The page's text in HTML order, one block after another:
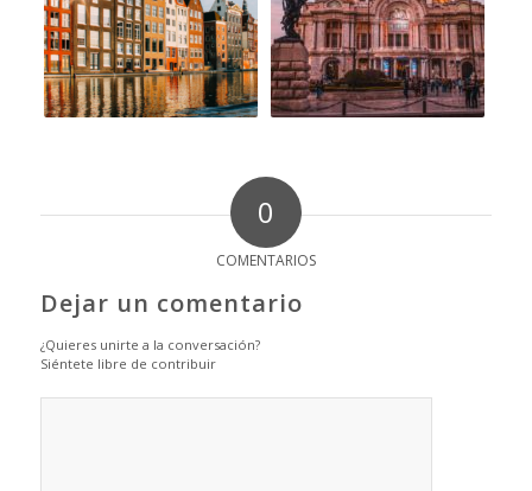
0
COMENTARIOS
Dejar un comentario
¿Quieres unirte a la conversación?
Siéntete libre de contribuir